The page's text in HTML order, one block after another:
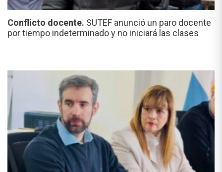
Conflicto docente. SUTEF anunció un paro docente
por tiempo indeterminado y no iniciará las clases